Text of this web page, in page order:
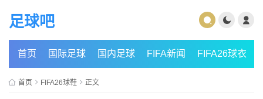
足球吧
首页 国际足球 国内足球 FIFA新闻 FIFA26球衣
首页 FIFA26球鞋 正文